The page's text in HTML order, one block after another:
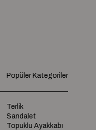
Popüler Kategoriler
Terlik
Sandalet
Topuklu Ayakkabı